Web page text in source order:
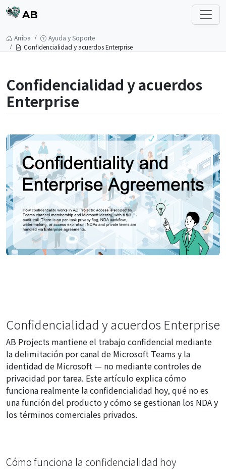
AB
Arriba
Ayuda y Soporte
Confidencialidad y acuerdos Enterprise
Confidencialidad y acuerdos
Enterprise
Confidencialidad y acuerdos Enterprise
AB Projects mantiene el trabajo confidencial mediante
la delimitación por canal de Microsoft Teams y la
identidad de Microsoft — no mediante controles de
privacidad por tarea. Este artículo explica cómo
funciona realmente la confidencialidad hoy, qué no es
una función del producto y cómo se gestionan los NDA y
los términos comerciales privados.
Cómo funciona la confidencialidad hoy